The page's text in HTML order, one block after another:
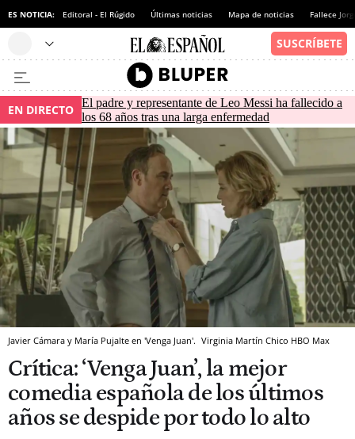
ES NOTICIA: Editoral - El Rúgido Últimas noticias Mapa de noticias Fallece
EN DIRECTO El padre y representante de Leo Messi ha fallecido a
los 68 años tras una larga enfermedad
Javier Cámara y María Pujalte en 'Venga Juan'. Virginia Martín Chico HBO Max
Crítica: ‘Venga Juan’, la mejor
comedia española de los últimos
años se despide por todo lo alto